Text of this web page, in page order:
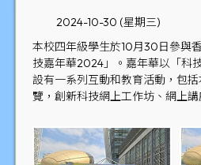
2024-10-30 (星期三)
本校四年級學生於10月30日參與
技嘉年華2024」。嘉年華以「科
設有一系列互動和教育活動，包
覽，創新科技網上工作坊、網上